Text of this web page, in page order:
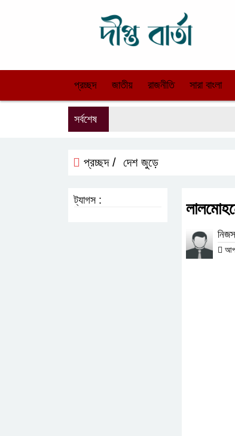
প্রচ্ছদ জাতীয় রাজনীতি সারা বাংলা
সর্বশেষ
প্রচ্ছদ / দেশ জুড়ে
ট্যাগস :